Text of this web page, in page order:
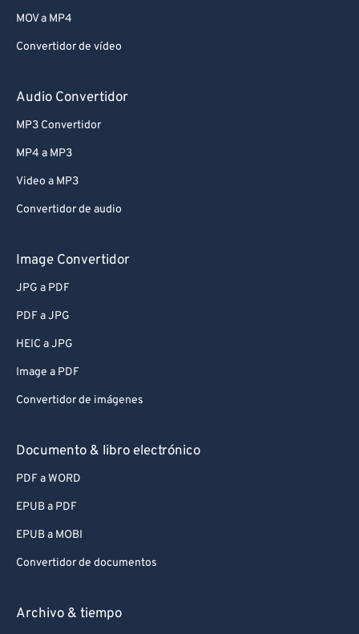
MOV a MP4
Convertidor de vídeo
Audio Convertidor
MP3 Convertidor
MP4 a MP3
Video a MP3
Convertidor de audio
Image Convertidor
JPG a PDF
PDF a JPG
HEIC a JPG
Image a PDF
Convertidor de imágenes
Documento & libro electrónico
PDF a WORD
EPUB a PDF
EPUB a MOBI
Convertidor de documentos
Archivo & tiempo